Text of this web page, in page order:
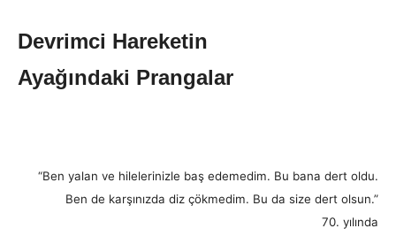
Devrimci Hareketin
Ayağındaki Prangalar
“Ben yalan ve hilelerinizle baş edemedim. Bu bana dert oldu.
Ben de karşınızda diz çökmedim. Bu da size dert olsun.”
70. yılında